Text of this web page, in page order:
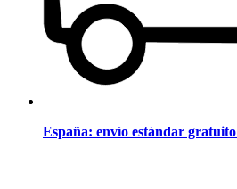
España: envío estándar gratuito